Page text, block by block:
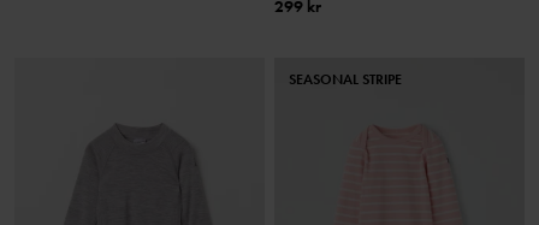
299 kr
SEASONAL STRIPE